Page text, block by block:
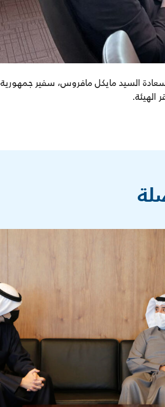
السيدمايكل مافروس، سفير جمهورية
الهيئة.